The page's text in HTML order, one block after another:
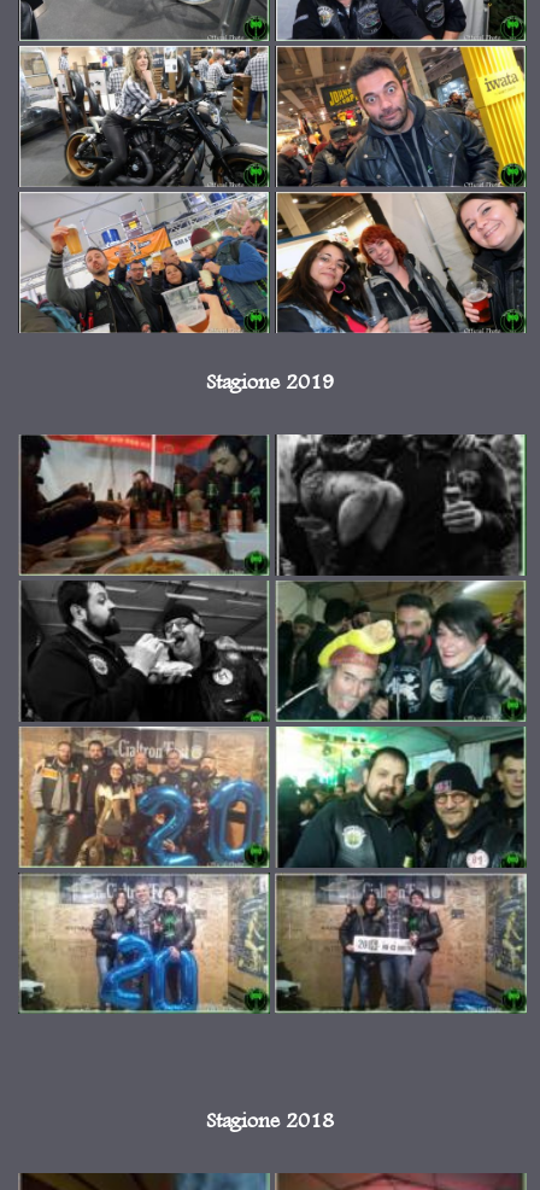
Stagione 2019
Stagione 2018